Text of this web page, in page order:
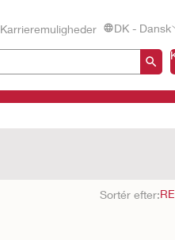
Karrieremuligheder
DK - Dansk
Sortér efter: